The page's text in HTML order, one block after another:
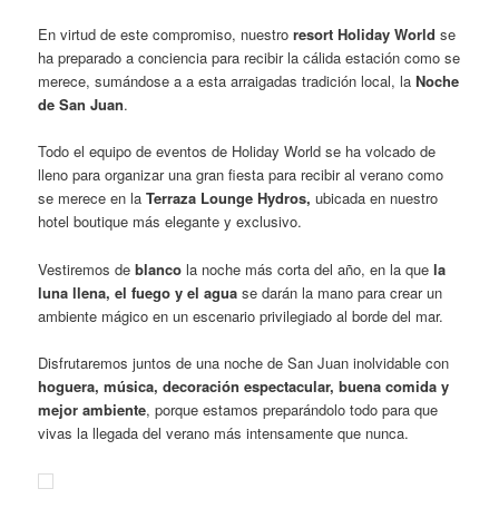
En virtud de este compromiso, nuestro resort Holiday World se
ha preparado a conciencia para recibir la cálida estación como se
merece, sumándose a a esta arraigadas tradición local, laNoche
de San Juan.
Todo el equipo de eventos de Holiday World se ha volcado de
lleno para organizar una gran fiesta para recibir al verano como
se merece en laTerraza Lounge Hydros,ubicada en nuestro
hotel boutique más elegante y exclusivo.
Vestiremos deblanco la noche más corta del año, en la quela
luna llena, el fuego y el agua se darán la mano para crear un
ambiente mágico en un escenario privilegiado al borde del mar.
Disfrutaremos juntos de una noche de San Juan inolvidable con
hoguera, música, decoración espectacular, buena comida y
mejor ambiente, porque estamos preparándolo todo para que
vivas la llegada del verano más intensamente que nunca.